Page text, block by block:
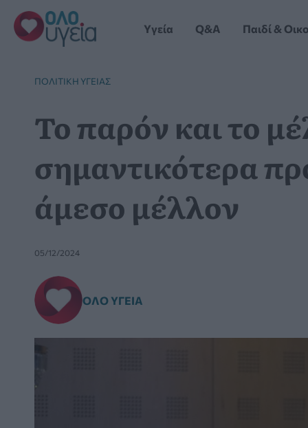
Μετάβαση
στο
περιεχόμενο
Yγεία Q&A Παιδί &
ΠΟΛΙΤΙΚΉ ΥΓΕΊΑΣ
Το παρόν και το
σημαντικότερα
άμεσο μέλλον
05/12/2024
ΌΛΟ ΥΓΕΊΑ